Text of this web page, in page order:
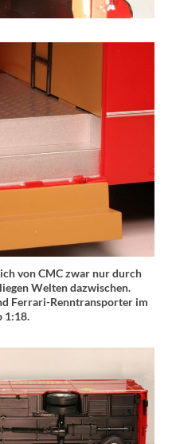
von CMC zwar nur durch
Welten dazwischen.
Ferrari-Renntransporter im
1:18.